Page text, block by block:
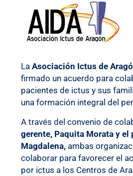
La Asociación Ictus de
firmado un acuerdo para
pacientes de ictus y sus
una formación integral del
A través del convenio de
gerente, Paquita Morata y el
Magdalena, ambas
colaborar para favorecer el
por ictus a los Centros de